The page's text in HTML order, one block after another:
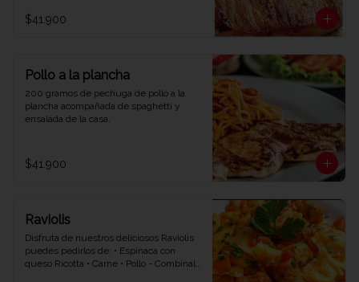
$41.900
Pollo a la plancha
200 gramos de pechuga de pollo a la
plancha acompañada de spaghetti y
ensalada de la casa.
$41.900
Raviolis
Disfruta de nuestros deliciosos Raviolis
puedes pedirlos de: • Espinaca con
queso Ricotta • Carne • Pollo - Combinalo